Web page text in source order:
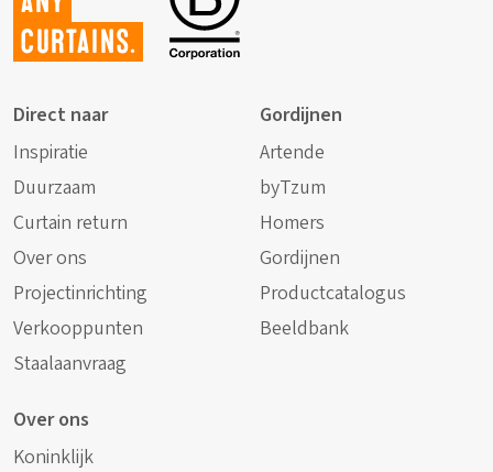
curtains.
Direct naar
Inspiratie
Duurzaam
Curtain return
Over ons
Projectinrichting
Verkooppunten
Staalaanvraag
Gordijnen
Artende
byTzum
Homers
Gordijnen
Productcatalogus
Beeldbank
Over ons
Koninklijk